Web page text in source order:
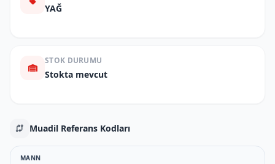
YAĞ
STOK DURUMU
Stokta mevcut
Muadil Referans Kodları
MANN